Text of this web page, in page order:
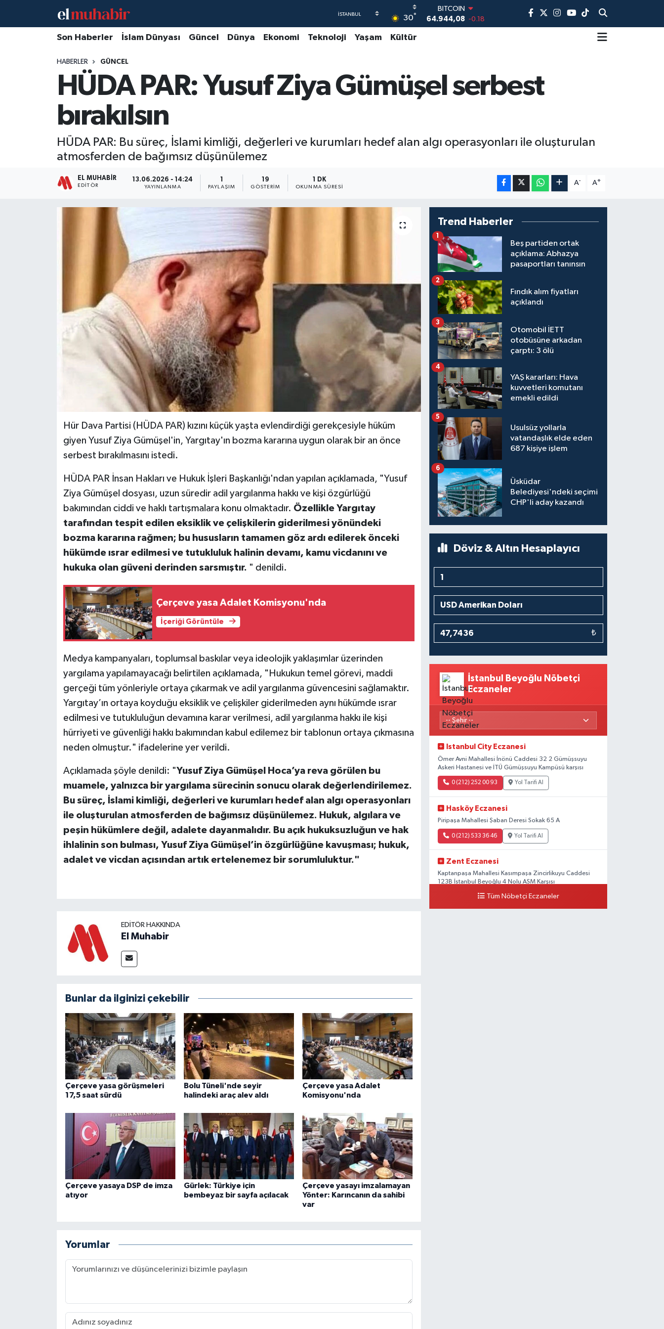
30°
BITCOIN
64.944,08 -0.18
DOLAR
64,4811 0.38
GRAM ALTIN
Son Haberler İslam Dünyası Güncel Dünya Ekonomi Teknoloji Yaşam Kültür
HABERLER GÜNCEL
HÜDA PAR: Yusuf Ziya Gümüşel serbest
bırakılsın
HÜDA PAR: Bu süreç, İslami kimliği, değerleri ve kurumları hedef alan algı operasyonları ile oluşturulan
atmosferden de bağımsız düşünülemez
EL MUHABIR
EDITÖR
13.06.2026 - 14:24
YAYINLANMA
1
PAYLAŞIM
19
GÖSTERIM
1 DK
OKUNMA SÜRESI
A- A+
Hür Dava Partisi (HÜDA PAR) kızını küçük yaşta evlendirdiği gerekçesiyle hüküm
giyen Yusuf Ziya Gümüşel'in, Yargıtay'ın bozma kararına uygun olarak bir an önce
serbest bırakılmasını istedi.
HÜDA PAR İnsan Hakları ve Hukuk İşleri Başkanlığı'ndan yapılan açıklamada, "Yusuf
Ziya Gümüşel dosyası, uzun süredir adil yargılanma hakkı ve kişi özgürlüğü
bakımından ciddi ve haklı tartışmalara konu olmaktadır. Özellikle Yargıtay
tarafından tespit edilen eksiklik ve çelişkilerin giderilmesi yönündeki
bozma kararına rağmen; bu hususların tamamen göz ardı edilerek önceki
hükümde ısrar edilmesi ve tutukluluk halinin devamı, kamu vicdanını ve
hukuka olan güveni derinden sarsmıştır. " denildi.
Çerçeve yasa Adalet Komisyonu'nda
İçeriği Görüntüle
Medya kampanyaları, toplumsal baskılar veya ideolojik yaklaşımlar üzerinden
yargılama yapılamayacağı belirtilen açıklamada, "Hukukun temel görevi, maddi
gerçeği tüm yönleriyle ortaya çıkarmak ve adil yargılanma güvencesini sağlamaktır.
Yargıtay’ın ortaya koyduğu eksiklik ve çelişkiler giderilmeden aynı hükümde ısrar
edilmesi ve tutukluluğun devamına karar verilmesi, adil yargılanma hakkı ile kişi
hürriyeti ve güvenliği hakkı bakımından kabul edilemez bir tablonun ortaya çıkmasına
neden olmuştur." ifadelerine yer verildi.
Açıklamada şöyle denildi: "Yusuf Ziya Gümüşel Hoca’ya reva görülen bu
muamele, yalnızca bir yargılama sürecinin sonucu olarak değerlendirilemez.
Bu süreç, İslami kimliği, değerleri ve kurumları hedef alan algı operasyonları
ile oluşturulan atmosferden de bağımsız düşünülemez. Hukuk, algılara ve
peşin hükümlere değil, adalete dayanmalıdır. Bu açık hukuksuzluğun ve hak
ihlalinin son bulması, Yusuf Ziya Gümüşel’in özgürlüğüne kavuşması; hukuk,
adalet ve vicdan açısından artık ertelenemez bir sorumluluktur."
EDITÖR HAKKINDA
El Muhabir
Bunlar da ilginizi çekebilir
Çerçeve yasa görüşmeleri
17,5 saat sürdü
Bolu Tüneli'nde seyir
halindeki araç alev aldı
Çerçeve yasa Adalet
Komisyonu'nda
Çerçeve yasaya DSP de imza
atıyor
Gürlek: Türkiye için
bembeyaz bir sayfa açılacak
Çerçeve yasayı imzalamayan
Yönter: Karıncanın da sahibi
var
Yorumlar
Trend Haberler
Beş partiden ortak
açıklama: Abhazya
pasaportları tanınsın
1
Fındık alım fiyatları
açıklandı
2
Otomobil İETT
otobüsüne arkadan
çarptı: 3 ölü
3
YAŞ kararları: Hava
kuvvetleri komutanı
emekli edildi
4
Usulsüz yollarla
vatandaşlık elde eden
687 kişiye işlem
5
Üsküdar
Belediyesi'ndeki seçimi
CHP'li aday kazandı
6
Döviz & Altın Hesaplayıcı
₺
İstanbul Beyoğlu Nöbetçi
Eczaneler
Istanbul City Eczanesi
Ömer Avni Mahallesi İnönü Caddesi 32 2 Gümüşsuyu
Askeri Hastanesi ve İTÜ Gümüşsuyu Kampüsü karşısı
0 (212) 252 00 93 Yol Tarifi Al
Hasköy Eczanesi
Piripaşa Mahallesi Şaban Deresi Sokak 65 A
0 (212) 533 36 46 Yol Tarifi Al
Zent Eczanesi
Kaptanpaşa Mahallesi Kasımpaşa Zincirlikuyu Caddesi
123B İstanbul Beyoğlu 4 Nolu ASM Karşısı
0 (212) 297 96 92 Yol Tarifi Al
Tüm Nöbetçi Eczaneler
Hava Durumu
Trafik Durumu
Süper Lig Puan Durumu ve Fikstür
Tüm Manşetler
Son Dakika Haberleri